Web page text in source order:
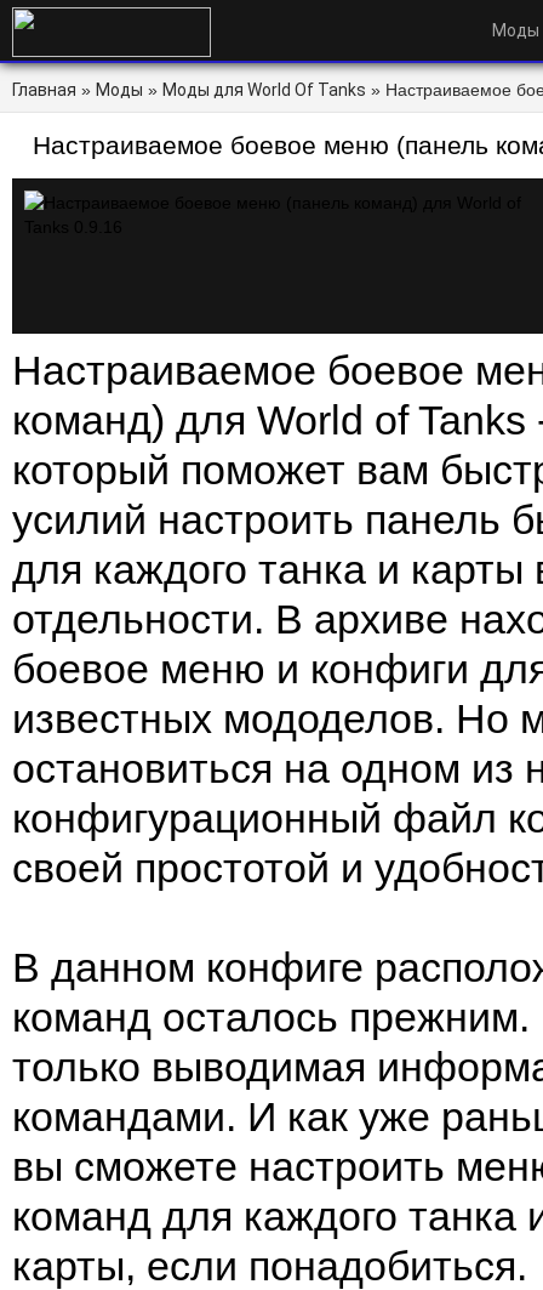
Моды
Главная » Моды » Моды для World Of Tanks » Настраиваемое
Настраиваемое боевое меню (панель
0.9.16
Настраиваемое боевое
команд) для World of Tanks
который поможет вам
усилий настроить панель
для каждого танка и карты
отдельности. В архиве
боевое меню и конфиги
известных мододелов. Но
остановиться на одном из
конфигурационный файл
своей простотой и
В данном конфиге
команд осталось
только выводимая
командами. И как уже
вы сможете настроить
команд для каждого танка
карты, если понадобиться.